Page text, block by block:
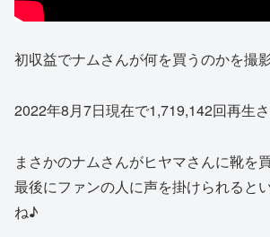
初収益でナムさんが何を買うのかを撮
2022年8月7日現在で1,719,142回再生さ
まさかのナムさんがヒヤマさんに靴を
最後にファンの人に声を掛けられると
ね♪